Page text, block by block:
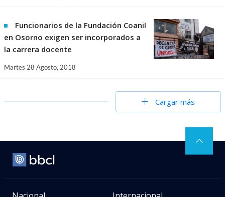
Funcionarios de la Fundación Coanil
en Osorno exigen ser incorporados a
la carrera docente
Martes 28 Agosto, 2018
Cargar más